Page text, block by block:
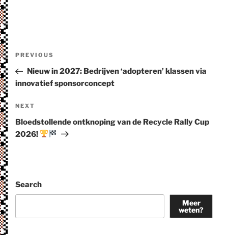
Previous
Post
PREVIOUS
Nieuw in 2027: Bedrijven ‘adopteren’ klassen via
innovatief sponsorconcept
Next
Post
NEXT
Bloedstollende ontknoping van de Recycle Rally Cup
2026!
Search
Meer
weten?